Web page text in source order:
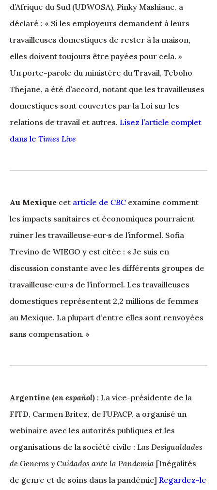
d’Afrique du Sud (UDWOSA), Pinky Mashiane, a
déclaré : « Si les employeurs demandent à leurs
travailleuses domestiques de rester à la maison,
elles doivent toujours être payées pour cela. »
Un porte-parole du ministère du Travail, Teboho
Thejane, a été d’accord, notant que les travailleuses
domestiques sont couvertes par la Loi sur les
relations de travail et autres. Lisez l’article complet
dans le Times Live
Au Mexique cet article de CBC examine comment
les impacts sanitaires et économiques pourraient
ruiner les travailleuse·eur·s de l’informel. Sofia
Trevino de WIEGO y est citée : « Je suis en
discussion constante avec les différents groupes de
travailleuse·eur·s de l’informel. Les travailleuses
domestiques représentent 2,2 millions de femmes
au Mexique. La plupart d’entre elles sont renvoyées
sans compensation. »
Argentine (en español) : La vice-présidente de la
FITD, Carmen Britez, de l’UPACP, a organisé un
webinaire avec les autorités publiques et les
organisations de la société civile : Las Desigualdades
de Generos y Cuidados ante la Pandemia [Inégalités
de genre et de soins dans la pandémie] Regardez-le